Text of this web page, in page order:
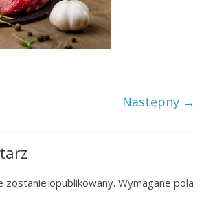
Następny →
zostanie opublikowany. Wymagane pola